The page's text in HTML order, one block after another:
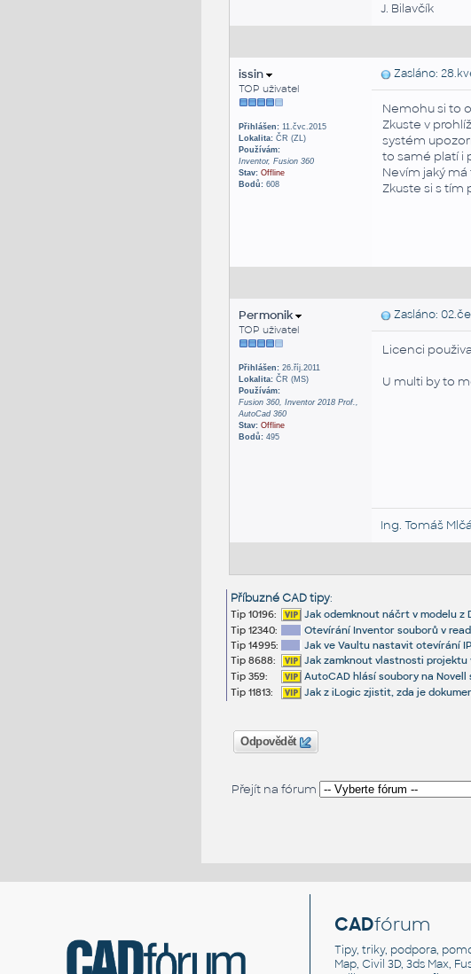
J. Bilavčík
issin
TOP uživatel
Přihlášen:11.čvc.2015
Lokalita:ČR (ZL)
Používám:
Inventor, Fusion 360
Stav: Offline
Bodů:608
Zasláno:
Nemohu si to
Zkuste v
systém
to samé platí i
Nevím jaký
Zkuste si s tím
Permonik
TOP uživatel
Přihlášen:26.říj.2011
Lokalita:ČR (MS)
Používám:
Fusion 360, Inventor 2018 Prof.,
AutoCad 360
Stav: Offline
Bodů:495
Zasláno:
Licenci
U multi by to
Ing. Tomáš
Příbuzné CAD tipy:
Tip 10196:
Jak odemknout náčrt v modelu z
Tip 12340:
Otevírání Inventor souborů v
Tip 14995:
Jak ve Vaultu nastavit otevírání
Tip 8688:
Jak zamknout vlastnosti projektu
Tip 359:
AutoCAD hlásí soubory na Novell
Tip 11813:
Jak z iLogic zjistit, zda je
Odpovědět
Přejít na fórum
CADfórum
Tipy, triky, podpora,
Map, Civil 3D, 3ds Max,